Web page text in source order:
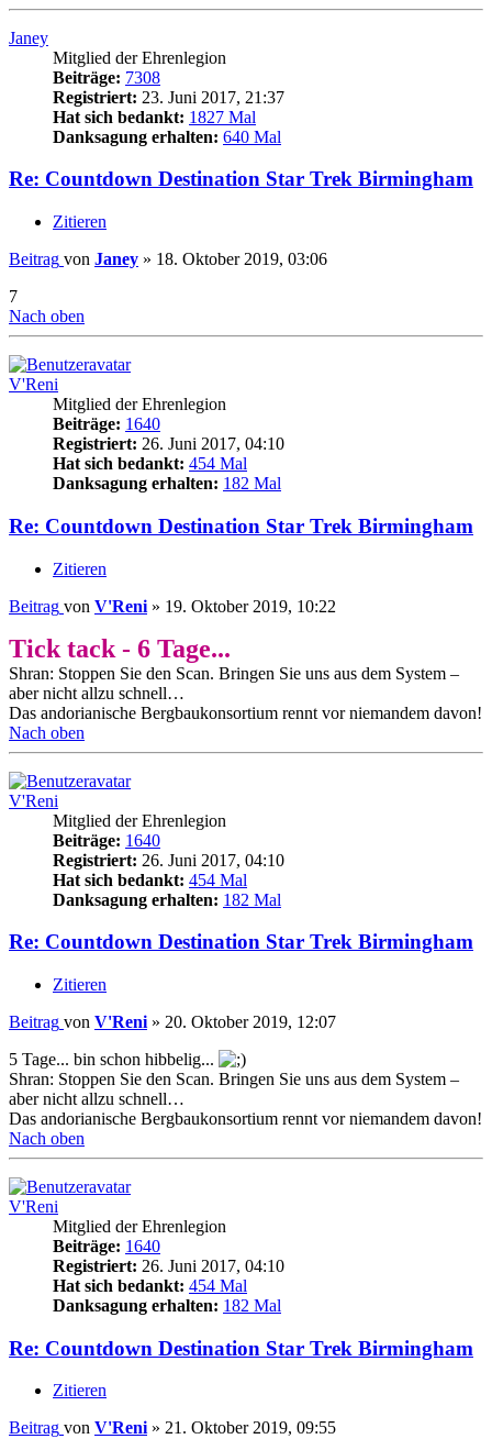
Janey
Mitglied der Ehrenlegion
Beiträge: 7308
Registriert: 23. Juni 2017, 21:37
Hat sich bedankt: 1827 Mal
Danksagung erhalten: 640 Mal
Re: Countdown Destination Star Trek Birmingham
Zitieren
Beitrag von Janey » 18. Oktober 2019, 03:06
7
Nach oben
V'Reni
Mitglied der Ehrenlegion
Beiträge: 1640
Registriert: 26. Juni 2017, 04:10
Hat sich bedankt: 454 Mal
Danksagung erhalten: 182 Mal
Re: Countdown Destination Star Trek Birmingham
Zitieren
Beitrag von V'Reni » 19. Oktober 2019, 10:22
Tick tack - 6 Tage...
Shran: Stoppen Sie den Scan. Bringen Sie uns aus dem System –
aber nicht allzu schnell…
Das andorianische Bergbaukonsortium rennt vor niemandem davon!
Nach oben
V'Reni
Mitglied der Ehrenlegion
Beiträge: 1640
Registriert: 26. Juni 2017, 04:10
Hat sich bedankt: 454 Mal
Danksagung erhalten: 182 Mal
Re: Countdown Destination Star Trek Birmingham
Zitieren
Beitrag von V'Reni » 20. Oktober 2019, 12:07
5 Tage... bin schon hibbelig...
Shran: Stoppen Sie den Scan. Bringen Sie uns aus dem System –
aber nicht allzu schnell…
Das andorianische Bergbaukonsortium rennt vor niemandem davon!
Nach oben
V'Reni
Mitglied der Ehrenlegion
Beiträge: 1640
Registriert: 26. Juni 2017, 04:10
Hat sich bedankt: 454 Mal
Danksagung erhalten: 182 Mal
Re: Countdown Destination Star Trek Birmingham
Zitieren
Beitrag von V'Reni» 21. Oktober 2019, 09:55